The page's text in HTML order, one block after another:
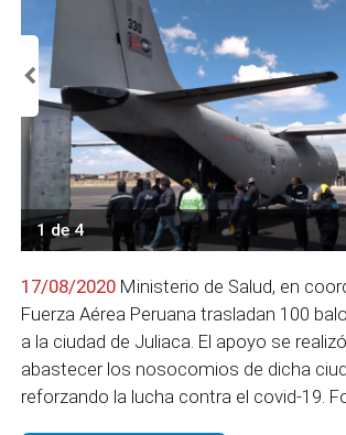
1 de 4
17/08/2020 Ministerio de Salud, en
Fuerza Aérea Peruana trasladan 100
a la ciudad de Juliaca. El apoyo se
abastecer los nosocomios de dicha
reforzando la lucha contra el covid-19.